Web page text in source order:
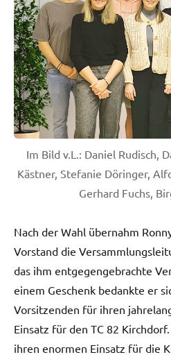
Im Bild v.L.: Daniel Rudisch,
Kästner, Stefanie Döringer,
Gerhard Fuchs,
Nach der Wahl übernahm
Vorstand die
das ihm entgegengebrachte
einem Geschenk bedankte er
Vorsitzenden für ihren
Einsatz für den TC 82
ihren enormen Einsatz für die